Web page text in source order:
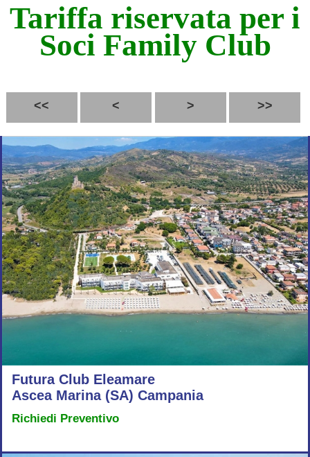
Tariffa riservata per i
Soci Family Club
<< < > >>
Futura Club Eleamare
Ascea Marina (SA) Campania
Richiedi Preventivo